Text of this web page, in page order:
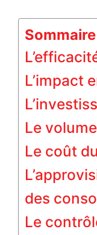
Sommaire
L’impact
Le
Le coût
des
Le